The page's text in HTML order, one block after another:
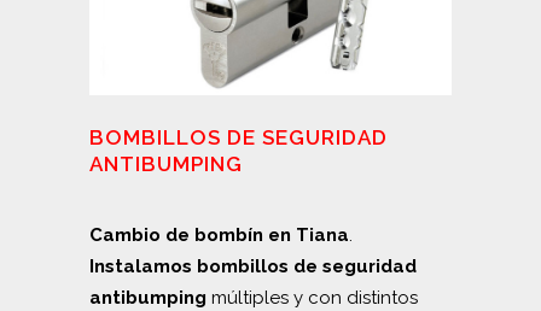
BOMBILLOS DE SEGURIDAD
ANTIBUMPING
Cambio de bombín en Tiana.
Instalamos bombillos de seguridad
antibumping múltiples y con distintos